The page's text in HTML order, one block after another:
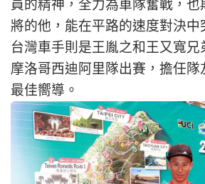
員的精神，全力為車隊奮戰，也
將的他，能在平路的速度對決中
台灣車手則是王胤之和王又寬
摩洛哥西迪阿里隊出賽，擔任隊
最佳嚮導。